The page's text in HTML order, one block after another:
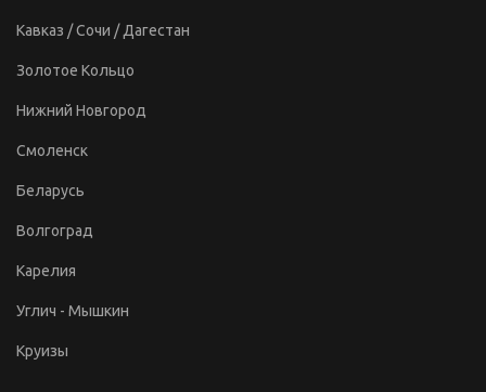
Кавказ / Сочи / Дагестан
Золотое Кольцо
Нижний Новгород
Смоленск
Беларусь
Волгоград
Карелия
Углич - Мышкин
Круизы